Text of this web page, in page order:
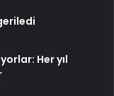
Her yıl